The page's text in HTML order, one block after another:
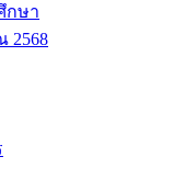
กษา
2568